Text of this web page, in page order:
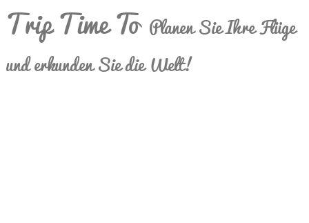
Trip Time To Planen Sie Ihre Flüge
und erkunden Sie die Welt!